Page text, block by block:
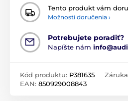
Tento produkt vám
Možnosti doručenia ›
Potrebujete poradiť?
Napíšte nám
Kód produktu: P381635
EAN: 850929008843